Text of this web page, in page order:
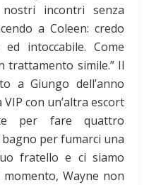
incontri senza
a Coleen: credo
intoccabile. Come
trattamento simile.” Il
a Giungo dell’anno
VIP con un’altra escort
per fare quattro
bagno per fumarci una
fratello e ci siamo
Wayne non